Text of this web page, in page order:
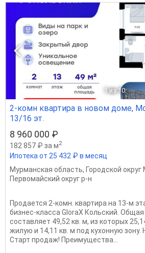
1 из 10
2-комн квартира в новом доме,
13/16 эт.
8 960 000 ₽
182 857 ₽ за м2
Ипотека от 25 432 ₽ в месяц
Мурманская область, Городской
Первомайский округ р-н
Продается 2-комн. квартира на 13-м
бизнес-класса GloraX Кольский.
составляет 49,52 кв. м, из которых
жилую и 14,11 кв. м под кухонную зону.
Старт продаж! Преимущества...